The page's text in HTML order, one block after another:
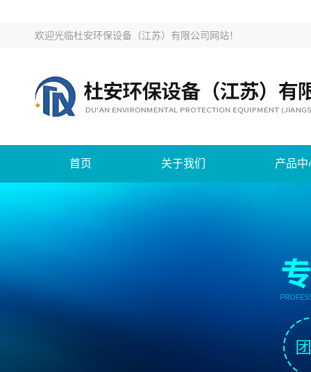
欢迎光临杜安环保设备（江苏）有限公司网站！
首页 关于我们 产品中